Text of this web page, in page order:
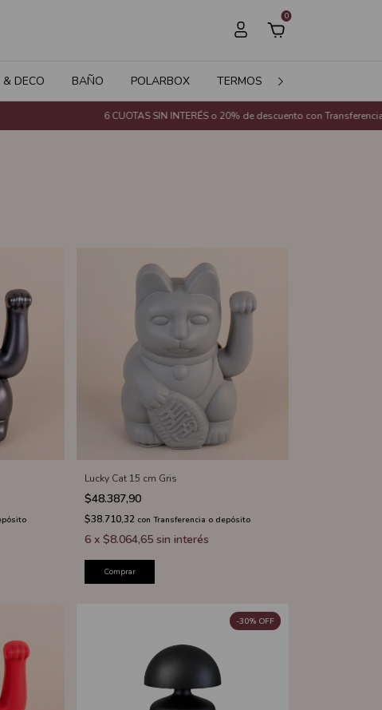
0
DECO BAÑO POLARBOX TERMOS
6 CUOTAS SIN INTERÉS o 20% de descuento con Transferencia Bancaria (Excepto
Lucky Cat 15 cm Gris
$48.387,90
$38.710,32 con Transferencia o depósito
6 x $8.064,65 sin interés
Comprar
-30% OFF